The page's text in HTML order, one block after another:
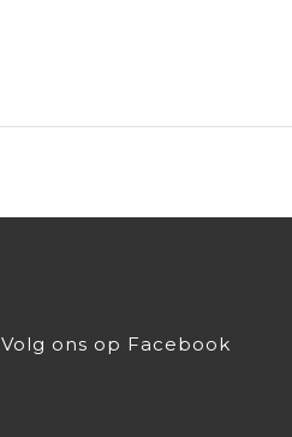
Volg ons op Facebook